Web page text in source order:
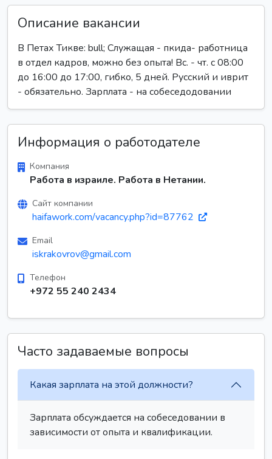
Описание вакансии
В Петах Тикве: bull; Служащая - пкида- работница
в отдел кадров, можно без опыта! Вс. - чт. с 08:00
до 16:00 до 17:00, гибко, 5 дней. Русский и иврит
- обязательно. Зарплата - на собеседодовании
Информация о работодателе
Компания
Работа в израиле. Работа в Нетании.
Сайт компании
haifawork.com/vacancy.php?id=87762
Email
iskrakovrov@gmail.com
Телефон
+972 55 240 2434
Часто задаваемые вопросы
Какая зарплата на этой должности?
Зарплата обсуждается на собеседовании в
зависимости от опыта и квалификации.